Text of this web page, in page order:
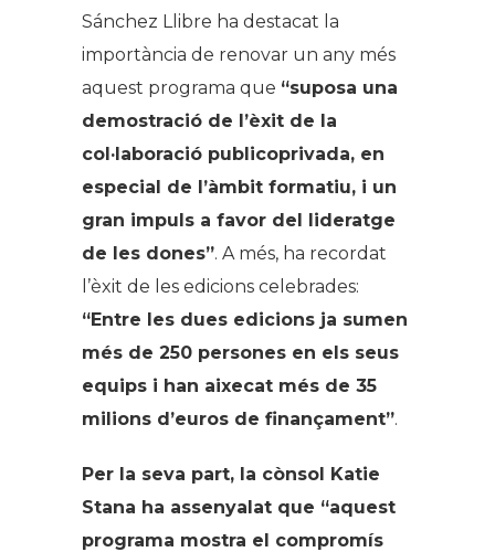
Sánchez Llibre ha destacat la
importància de renovar un any més
aquest programa que “suposa una
demostració de l’èxit de la
col·laboració publicoprivada, en
especial de l’àmbit formatiu, i un
gran impuls a favor del lideratge
de les dones”. A més, ha recordat
l’èxit de les edicions celebrades:
“Entre les dues edicions ja sumen
més de 250 persones en els seus
equips i han aixecat més de 35
milions d’euros de finançament”.
Per la seva part, la cònsol Katie
Stana ha assenyalat que “aquest
programa mostra el compromís